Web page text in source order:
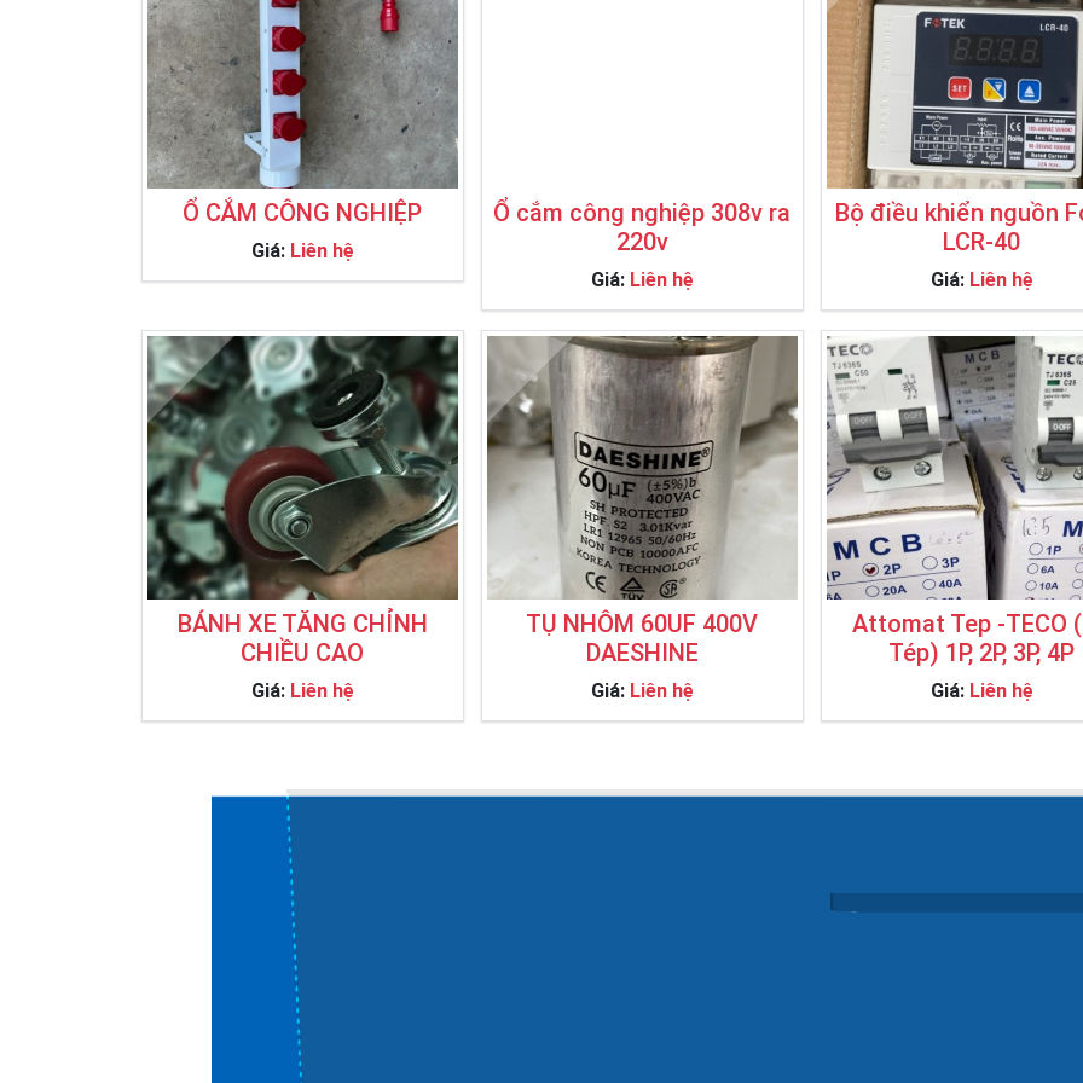
Ổ CẮM CÔNG NGHIỆP
Giá: Liên hệ
Ổ cắm công nghiệp 308v ra
220v
Giá: Liên hệ
Bộ điều khiển nguồn
LCR-40
Giá: Liên hệ
BÁNH XE TĂNG CHỈNH
CHIỀU CAO
Giá: Liên hệ
TỤ NHÔM 60UF 400V
DAESHINE
Giá: Liên hệ
Attomat Tep -TECO
Tép) 1P, 2P, 3P, 4P
Giá: Liên hệ